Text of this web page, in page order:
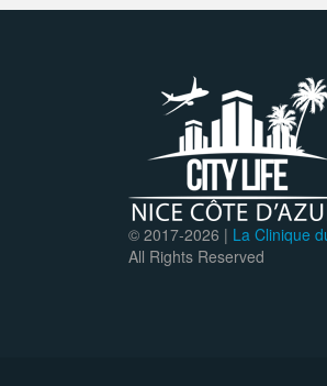
© 2017-2026 | La Clinique
All Rights Reserved